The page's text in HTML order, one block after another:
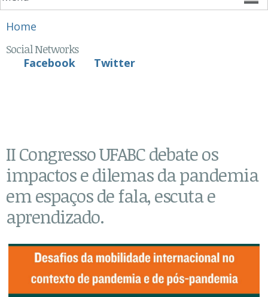
You are here
Home
Social Networks
Facebook
Twitter
II Congresso UFABC debate os
impactos e dilemas da pandemia
em espaços de fala, escuta e
aprendizado.